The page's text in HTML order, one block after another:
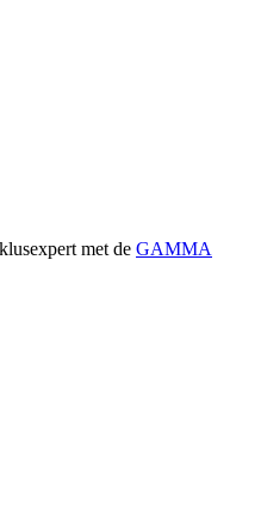
met de GAMMA